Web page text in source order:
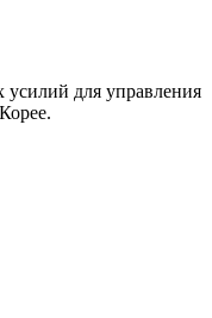
усилий для управления